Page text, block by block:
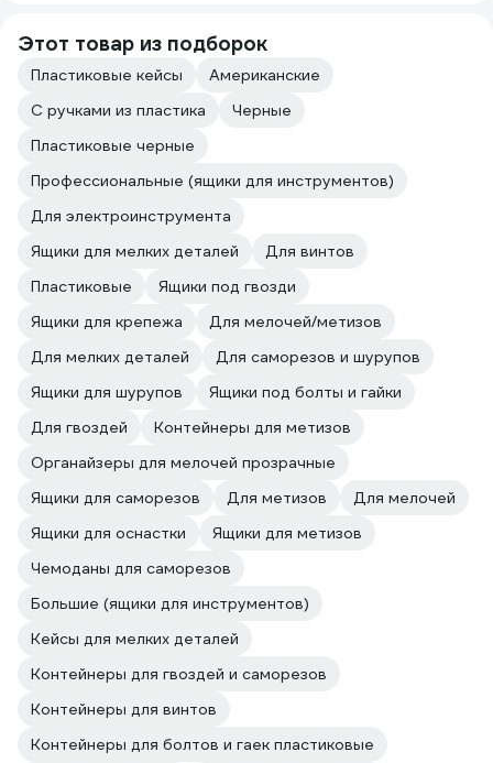
Этот товар из подборок
Пластиковые кейсы
Американские
С ручками из пластика
Черные
Пластиковые черные
Профессиональные (ящики для инструментов)
Для электроинструмента
Ящики для мелких деталей
Для винтов
Пластиковые
Ящики под гвозди
Ящики для крепежа
Для мелочей/метизов
Для мелких деталей
Для саморезов и шурупов
Ящики для шурупов
Ящики под болты и гайки
Для гвоздей
Контейнеры для метизов
Органайзеры для мелочей прозрачные
Ящики для саморезов
Для метизов
Для мелочей
Ящики для оснастки
Ящики для метизов
Чемоданы для саморезов
Большие (ящики для инструментов)
Кейсы для мелких деталей
Контейнеры для гвоздей и саморезов
Контейнеры для винтов
Контейнеры для болтов и гаек пластиковые